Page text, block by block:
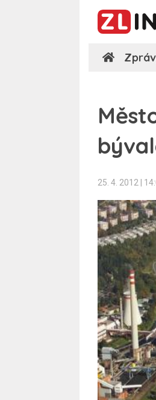
25. 4. 2012 |